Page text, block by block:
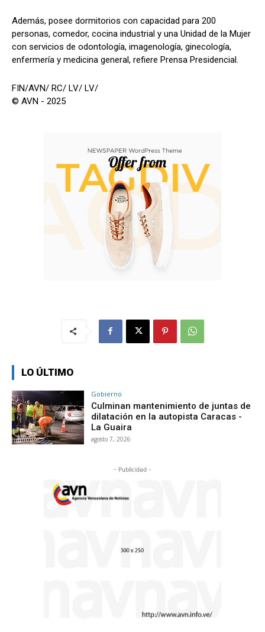
Además, posee dormitorios con capacidad para 200
personas, comedor, cocina industrial y una Unidad de la Mujer
con servicios de odontología, imagenología, ginecología,
enfermería y medicina general, refiere Prensa Presidencial.
FIN/AVN/ RC/ LV/ LV/
© AVN - 2025
LO ÚLTIMO
Gobierno
Culminan mantenimiento de juntas de
dilatación en la autopista Caracas -
La Guaira
agosto 7, 2026
- Publicidad -